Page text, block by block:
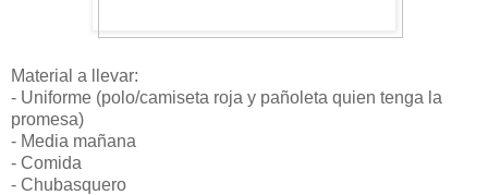
Material a llevar:
- Uniforme (polo/camiseta roja y pañoleta quien tenga la
promesa)
- Media mañana
- Comida
- Chubasquero